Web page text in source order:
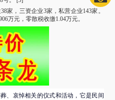
家，三资企业3家，私营企业143家。
万元，零散税收缴1.04万元。
、哀悼相关的仪式和活动，它是民间